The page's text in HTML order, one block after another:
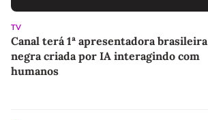
TV
Canal terá 1ª apresentadora brasileira
negra criada por IA interagindo com
humanos